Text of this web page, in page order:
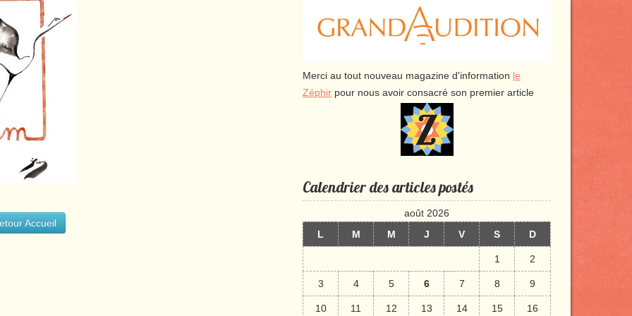
Accueil
Merci au tout nouveau magazine d'information le
Zéphir pour nous avoir consacré son premier article
Calendrier des articles postés
août 2026
L
M M J V S D
1 2
3 4 5 6 7 8 9
10 11 12 13 14 15 16